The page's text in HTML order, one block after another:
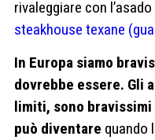
rivaleggiare con l’asado
steakhouse texane
In Europa siamo
dovrebbe essere. Gli
limiti, sono bravissimi
può diventare quando